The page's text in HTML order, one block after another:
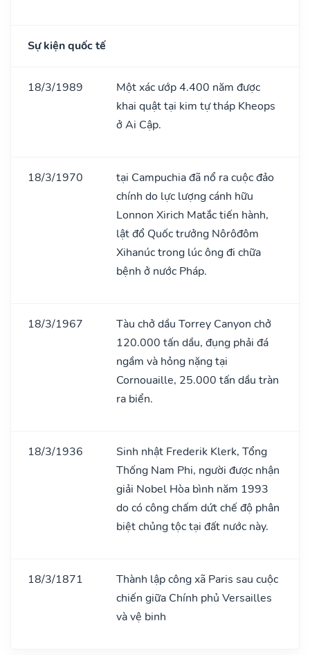
Sự kiện quốc tế
18/3/1989
Một xác ướp 4.400 năm được
khai quật tại kim tự tháp Kheops
ở Ai Cập.
18/3/1970
tại Campuchia đã nổ ra cuộc đảo
chính do lực lượng cánh hữu
Lonnon Xirich Matắc tiến hành,
lật đổ Quốc trưởng Nôrôđôm
Xihanúc trong lúc ông đi chữa
bệnh ở nước Pháp.
18/3/1967
Tàu chở dầu Torrey Canyon chở
120.000 tấn dầu, đụng phải đá
ngầm và hỏng nặng tại
Cornouaille, 25.000 tấn dầu tràn
ra biển.
18/3/1936
Sinh nhật Frederik Klerk, Tổng
Thống Nam Phi, người được nhận
giải Nobel Hòa bình năm 1993
do có công chấm dứt chế độ phân
biệt chủng tộc tại đất nước này.
18/3/1871
Thành lập công xã Paris sau cuộc
chiến giữa Chính phủ Versailles
và vệ binh